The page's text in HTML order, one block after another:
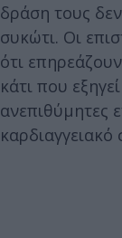
δράση τους δεν
συκώτι. Οι
ότι
κάτι που
ανεπιθύμητες